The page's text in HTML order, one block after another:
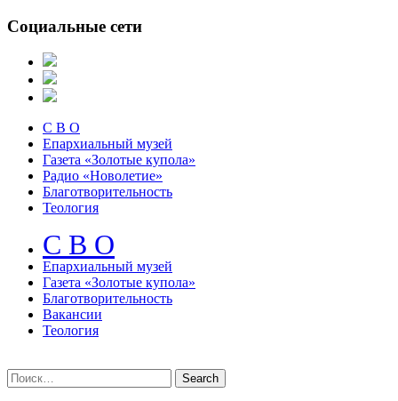
Социальные сети
С В О
Епархиальный музей
Газета «Золотые купола»
Радио «Новолетие»
Благотворительность
Теология
С В О
Епархиальный музeй
Газета «Золотые купола»
Благотворительность
Вакансии
Теология